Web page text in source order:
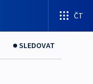
ČT
SLEDOVAT